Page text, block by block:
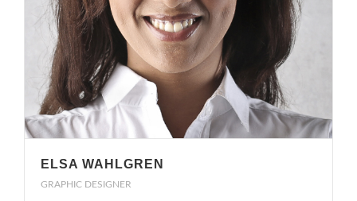
ELSA WAHLGREN
GRAPHIC DESIGNER